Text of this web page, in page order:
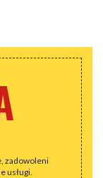
zadowoleni
usługi.